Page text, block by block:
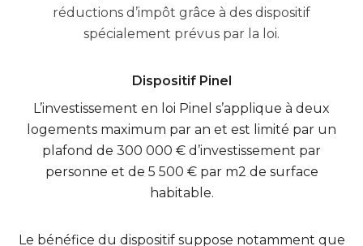
réductions d’impôt grâce à des dispositif
spécialement prévus par la loi.
Dispositif Pinel
L’investissement en loi Pinel s’applique à deux
logements maximum par an et est limité par un
plafond de 300 000 € d’investissement par
personne et de 5 500 € par m2 de surface
habitable.
Le bénéfice du dispositif suppose notamment que